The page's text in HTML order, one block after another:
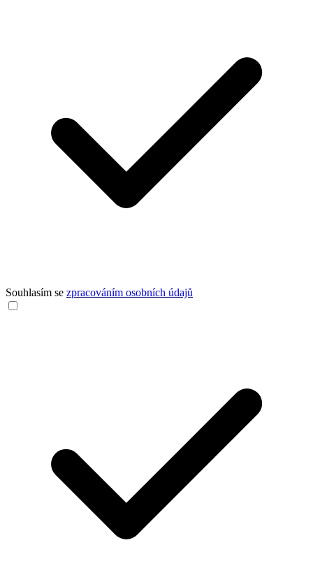
Souhlasím se zpracováním osobních údajů